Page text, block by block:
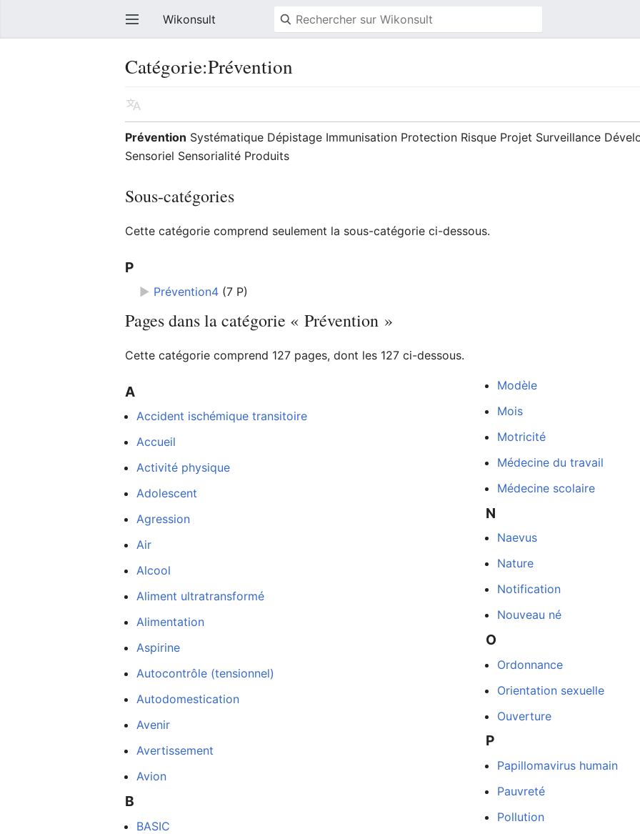
Ouvrir le menu principal
Wikonsult
Catégorie:Prévention
Lire
Prévention Systématique Dépistage Immunisation Protection Risque Projet Surveillance
Sensoriel Sensorialité Produits
Sous-catégories
Cette catégorie comprend seulement la sous-catégorie ci-dessous.
P
► Prévention4 (7 P)
Pages dans la catégorie « Prévention »
Cette catégorie comprend 127 pages, dont les 127 ci-dessous.
A
Accident ischémique transitoire
Accueil
Activité physique
Adolescent
Agression
Air
Alcool
Aliment ultratransformé
Alimentation
Aspirine
Autocontrôle (tensionnel)
Autodomestication
Avenir
Avertissement
Avion
B
BASIC
Modèle
Mois
Motricité
Médecine du travail
Médecine scolaire
N
Naevus
Nature
Notification
Nouveau né
O
Ordonnance
Orientation sexuelle
Ouverture
P
Papillomavirus humain
Pauvreté
Pollution